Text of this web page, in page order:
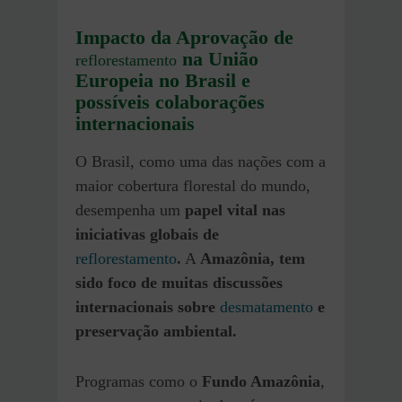
Impacto da Aprovação de
reflorestamento na União
Europeia no Brasil e
possíveis colaborações
internacionais
O Brasil, como uma das nações com a
maior cobertura florestal do mundo,
desempenha um papel vital nas
iniciativas globais de
reflorestamento. A Amazônia, tem
sido foco de muitas discussões
internacionais sobre desmatamento e
preservação ambiental.
Programas como o Fundo Amazônia,